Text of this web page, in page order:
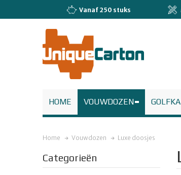
Vanaf 250 stuks
HOME VOUWDOZEN
Home Vouwdozen Luxe doosjes
Categorieën